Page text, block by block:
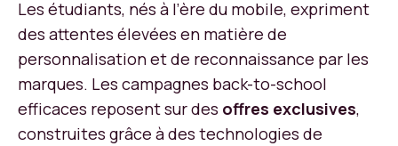
Les étudiants, nés à l’ère du mobile, expriment
des attentes élevées en matière de
personnalisation et de reconnaissance par les
marques. Les campagnes back-to-school
efficaces reposent sur des offres exclusives,
construites grâce à des technologies de